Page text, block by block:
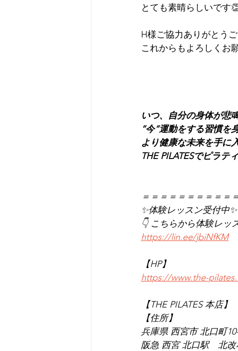
とても素晴らしいです
H様ご協力ありがとうご
これからもよろしくお
いつ、自分の身体が悲
”今”運動をする習慣を
より健康な未来を手に
THE PILATESでピラテ
＝＝＝＝＝＝＝＝＝＝
✨体験レッスン受付中✨
👇 こちらから体験レッ
https://lin.ee/jbiNfKM
【HP】
https://www.the-
【THE PILATES 本店】
【住所】
兵庫県 西宮市 北口町
阪急 西宮 北口駅　北